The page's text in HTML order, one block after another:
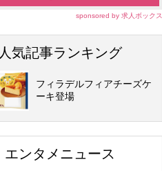
sponsored by 求人ボックス
人気記事ランキング
フィラデルフィアチーズケ
ーキ登場
エンタメニュース